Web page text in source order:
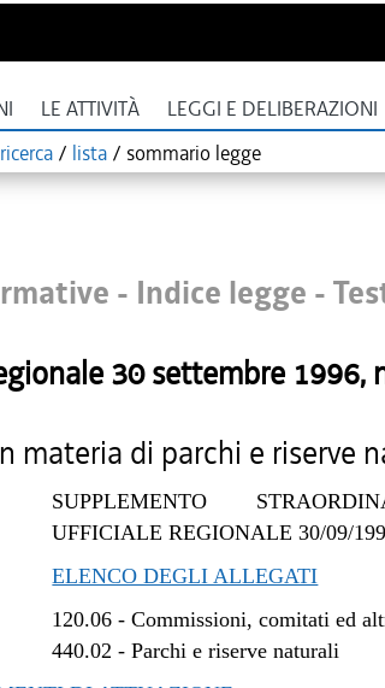
LE ATTIVITÀ LEGGI E DELIBERAZIONI
ricerca / lista / sommario legge
- Indice legge -
30 settembre 1996,
materia di parchi e riserve
SUPPLEMENTO
UFFICIALE REGIONALE 30/09/
ELENCO DEGLI ALLEGATI
120.06 -Commissioni, comitati ed
440.02 -Parchi e riserve naturali